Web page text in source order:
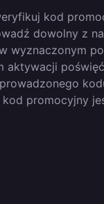
kod
dowolny z
wyznaczonym
aktywacji
kod promocyjny